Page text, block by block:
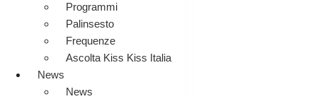
Programmi
Palinsesto
Frequenze
Ascolta Kiss Kiss Italia
News
News